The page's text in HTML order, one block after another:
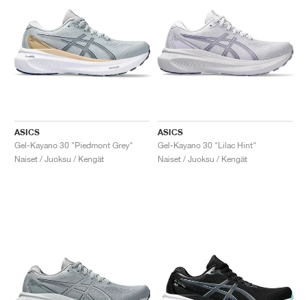
ASICS
Gel-Kayano 30 "Piedmont Grey"
Naiset / Juoksu / Kengät
ASICS
Gel-Kayano 30 "Lilac Hint"
Naiset / Juoksu / Kengät